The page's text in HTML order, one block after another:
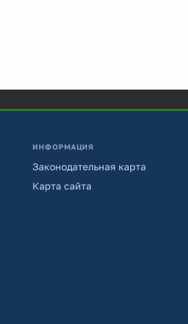
ИНФОРМАЦИЯ
Законодательная карта
Карта сайта